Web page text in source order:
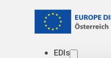
EDIs